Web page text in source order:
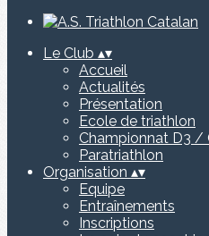
Le Club ▴▾
Accueil
Actualités
Présentation
Ecole de triathlon
Championnat D3 /
Paratriathlon
Organisation ▴▾
Equipe
Entraînements
Inscriptions